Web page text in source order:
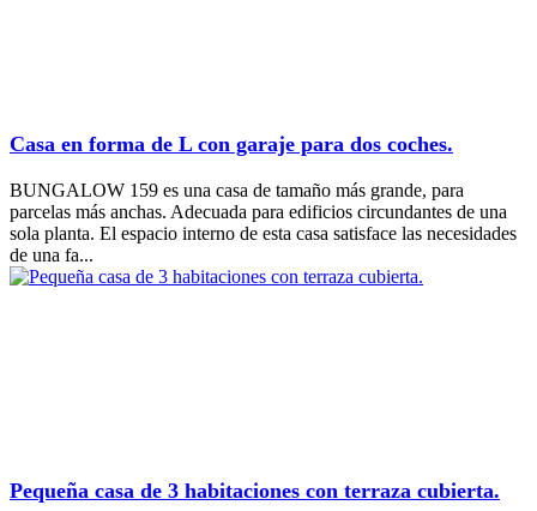
Casa en forma de L con garaje para dos coches.
BUNGALOW 159 es una casa de tamaño más grande, para
parcelas más anchas. Adecuada para edificios circundantes de una
sola planta. El espacio interno de esta casa satisface las necesidades
de una fa...
Pequeña casa de 3 habitaciones con terraza cubierta.